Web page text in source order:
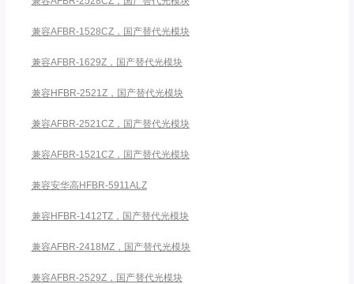
兼容AFBR-1528CZ，国产替代光模块
兼容AFBR-1629Z，国产替代光模块
兼容HFBR-2521Z，国产替代光模块
兼容AFBR-2521CZ，国产替代光模块
兼容AFBR-1521CZ，国产替代光模块
兼容安华高HFBR-5911ALZ
兼容HFBR-1412TZ，国产替代光模块
兼容AFBR-2418MZ，国产替代光模块
兼容AFBR-2529Z，国产替代光模块